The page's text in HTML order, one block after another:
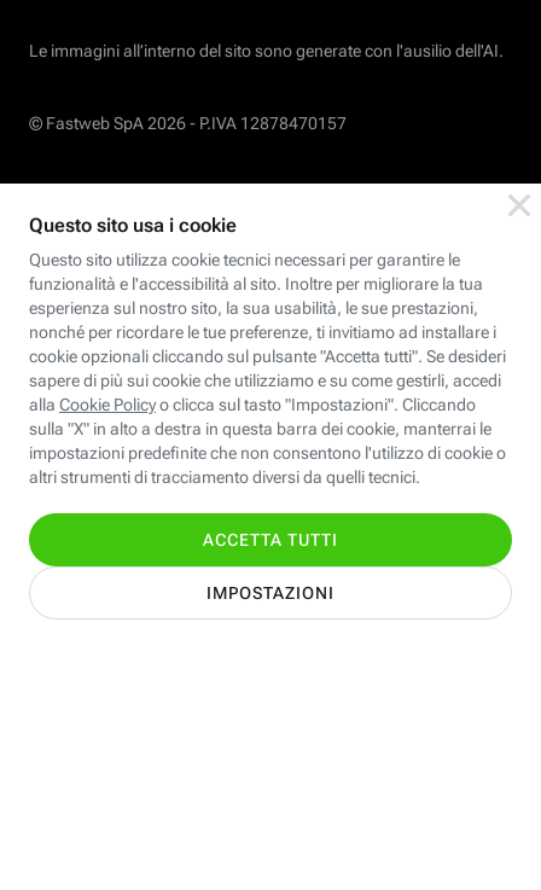
Le immagini all’interno del sito sono generate con l'ausilio dell'AI.
© Fastweb SpA 2026 - P.IVA 12878470157